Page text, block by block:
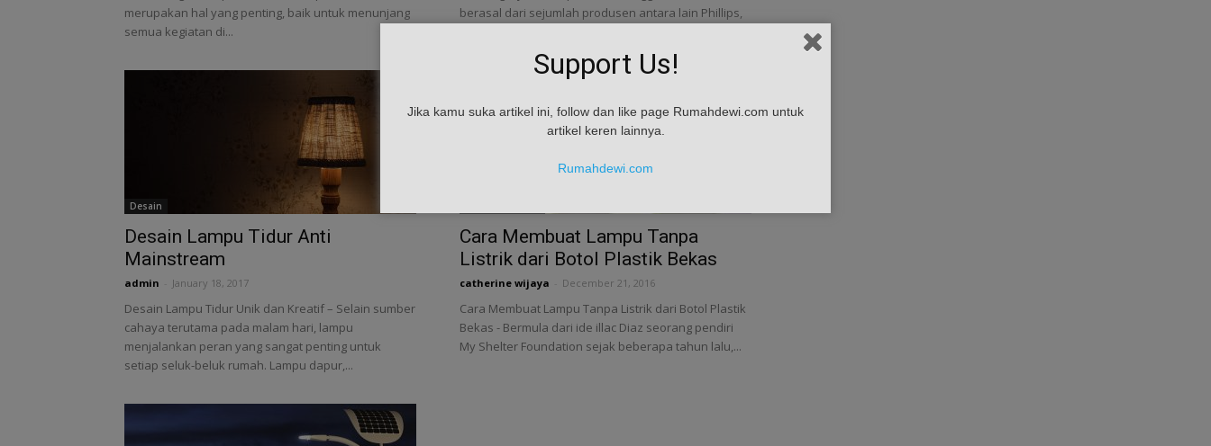
merupakan hal yang penting, baik untuk menunjang
semua kegiatan di...
berasal dari sejumlah produsen antara lain Phillips,
Desain
Desain Lampu Tidur Anti
Mainstream
admin January 18, 2017
Desain Lampu Tidur Unik dan Kreatif – Selain sumber
cahaya terutama pada malam hari, lampu
menjalankan peran yang sangat penting untuk
setiap seluk-beluk rumah. Lampu dapur,...
Cara Membuat Lampu Tanpa
Listrik dari Botol Plastik Bekas
catherine wijaya December 21, 2016
Cara Membuat Lampu Tanpa Listrik dari Botol Plastik
Bekas - Bermula dari ide illac Diaz seorang pendiri
My Shelter Foundation sejak beberapa tahun lalu,...
Support Us!
Jika kamu suka artikel ini, follow dan like page Rumahdewi.com untuk
artikel keren lainnya.
Rumahdewi.com